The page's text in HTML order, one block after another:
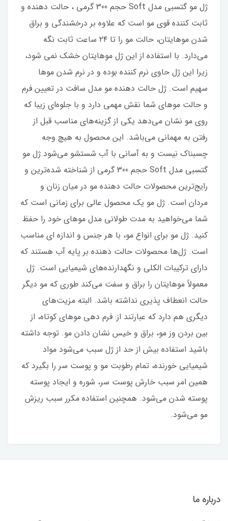
ژل مو گتسبي مدل Soft حجم 300 گرمي ، حالت دهنده و
ثابت کننده قوی مو است که علاوه بر درخشندگی و براق
شدن موهایتان، حالت مو را تا ۲۴ ساعت ثابت نگه
می‌دارد. با استفاده از این ژل موهایتان خشک نمی شود،
زیرا این ژل حاوی نرم کننده بوده و در نرم شدن موها
سهیم است. ژل حالت دهنده مو مدل سافت در تعیین فرم
و حالت موهای شما نقش مهمی دارد و با جلوه‌ای زیبا که
روی مو نشان می‌دهد یکی از گزینه‌های مناسب قبل از
رفتن به مهمانی می‌باشد. این محصول به هیچ وجه
چسبناک نیست و به آسانی با آب شستشو می‌شود.ژل مو
گتسبي مدل Soft حجم 300 گرمي از شناخته شده‌ترین و
رایج‌ترین محصولات حالت دهنده مو در میان زنان و
مردان است. ژل مو یک محصول عالی برای زمانی است که
شما می‌خواهید به مدت طولانی مدل موهای خود را حفظ
کنید. ژل مو برای انواع مو، با هر جنس و اندازه ای مناسب
است. ژل‌ها محصولات حالت دهنده بر پایه آب هستند که
دارای ترکیبات الکلی و نگهدارنده‌های شیمیایی است. ژل
معمولاً مو‌هایتان را براق و سفت می‌کند طوری که مو دیگر
حالت انعطاف پذیری نداشته باشد. البته مزیت‌های
دیگری هم دارد که عبارتند از: فرم دهی موهای کوتاه، از
بین بردن وز مو، براق و خیس نشان دادن مو. توجه داشته
باشید استفاده بیش از حد از ژل سبب می‌شود مواد
شیمیایی خورنده، تمام رطوبت مو و پوست سر را بگیرد که
همین امر سبب خارش پوست سر، شوره و ایجاد پوسته
پوسته شدن می‌شود. همچنین استفاده مکرر سبب ریزش
مو می‌شود.
درباره ما